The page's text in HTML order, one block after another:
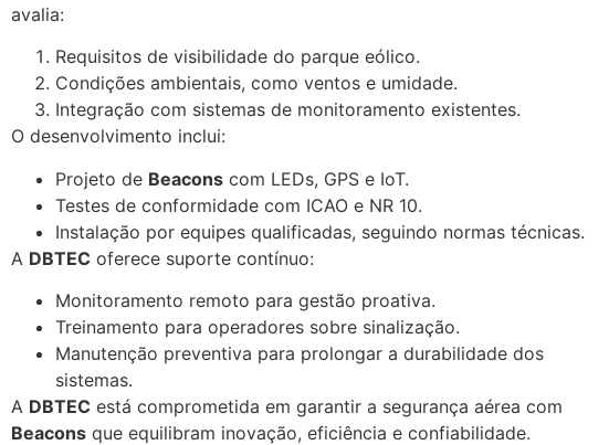
avalia:
Requisitos de visibilidade do parque eólico.
Condições ambientais, como ventos e umidade.
Integração com sistemas de monitoramento existentes.
O desenvolvimento inclui:
Projeto de Beacons com LEDs, GPS e IoT.
Testes de conformidade com ICAO e NR 10.
Instalação por equipes qualificadas, seguindo normas técnicas.
A DBTEC oferece suporte contínuo:
Monitoramento remoto para gestão proativa.
Treinamento para operadores sobre sinalização.
Manutenção preventiva para prolongar a durabilidade dos
sistemas.
A DBTEC está comprometida em garantir a segurança aérea com
Beacons que equilibram inovação, eficiência e confiabilidade.